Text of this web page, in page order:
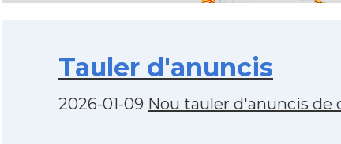
Tauler d'anuncis
2026-01-09 Nou tauler d'anuncis de